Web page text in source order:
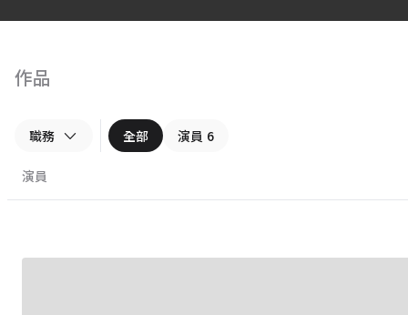
作品
職務 全部 演員 6
演員